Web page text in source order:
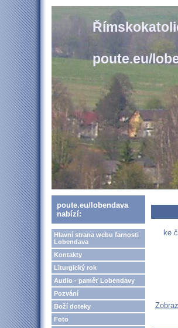
poute.eu/
poute.eu/lobendava
nabízí:
Hlavní strana webu farnosti
Lobendava
Kontakty
Liturgický rok
Audio - paměť Lobendavy
Pozvání
Boží doteky
Foto
ke